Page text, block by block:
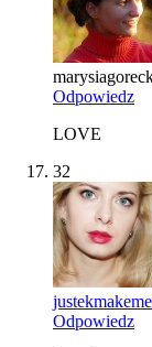
Odpowiedz
LOVE
32
Odpowiedz